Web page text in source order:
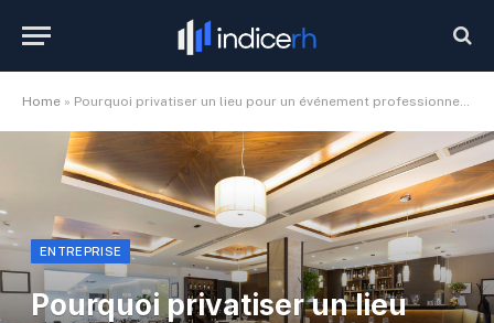
Home » Pourquoi privatiser un lieu pour un événement professionnel ?
ENTREPRISE
Pourquoi privatiser un lieu